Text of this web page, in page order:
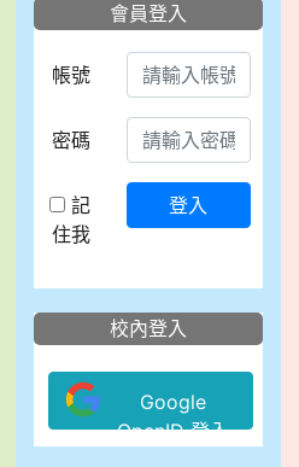
會員登入
帳號
密碼
記
住我
登入
校內登入
Google
OpenID 登入